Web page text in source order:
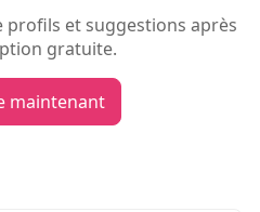
profils et suggestions après
gratuite.
maintenant